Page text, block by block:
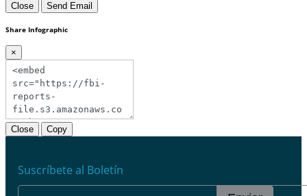
Close Send Email
Share Infographic
×
Close Copy
Suscríbete al Boletín